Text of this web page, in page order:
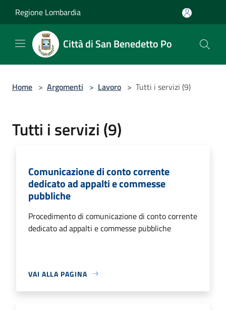
Regione Lombardia
Città di San Benedetto Po
Home > Argomenti > Lavoro > Tutti i servizi (9)
Tutti i servizi (9)
Comunicazione di conto corrente
dedicato ad appalti e commesse
pubbliche
Procedimento di comunicazione di conto corrente
dedicato ad appalti e commesse pubbliche
VAI ALLA PAGINA